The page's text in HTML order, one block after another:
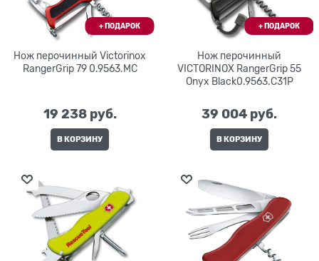
Нож перочинный Victorinox
RangerGrip 79 0.9563.MC
19 238 руб.
В КОРЗИНУ
Нож перочинный
VICTORINOX RangerGrip 55
Onyx Black0.9563.C31P
39 004 руб.
В КОРЗИНУ